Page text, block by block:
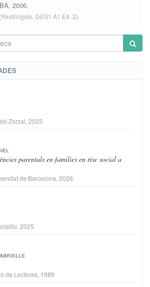
, 2006.
(Restringido, DES1 A1 E4: 2).
Zorzal , 2023
parentals en families en risc social a
de Barcelona , 2026
, 2025
de Lectores , 1989